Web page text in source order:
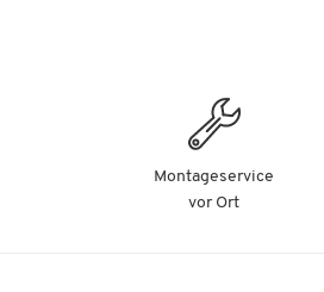
Montageservice
vor Ort